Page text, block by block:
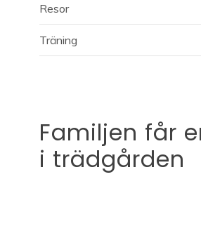
Resor
Träning
Familjen får
i trädgården